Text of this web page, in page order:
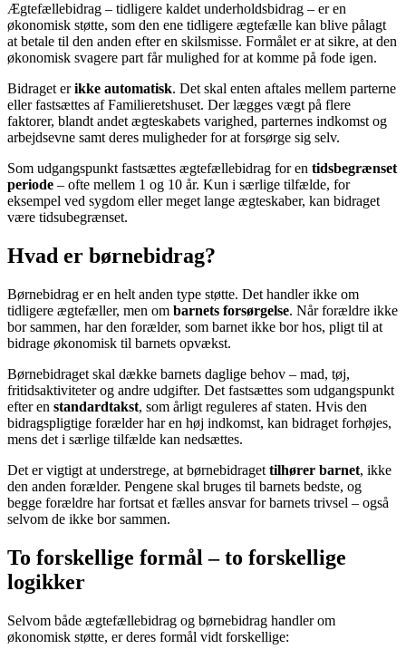
Ægtefællebidrag – tidligere kaldet underholdsbidrag – er en
økonomisk støtte, som den ene tidligere ægtefælle kan blive pålagt
at betale til den anden efter en skilsmisse. Formålet er at sikre, at den
økonomisk svagere part får mulighed for at komme på fode igen.
Bidraget erikke automatisk. Det skal enten aftales mellem parterne
eller fastsættes af Familieretshuset. Der lægges vægt på flere
faktorer, blandt andet ægteskabets varighed, parternes indkomst og
arbejdsevne samt deres muligheder for at forsørge sig selv.
Som udgangspunkt fastsættes ægtefællebidrag for en tidsbegrænset
periode – ofte mellem 1 og 10 år. Kun i særlige tilfælde, for
eksempel ved sygdom eller meget lange ægteskaber, kan bidraget
være tidsubegrænset.
Hvad er børnebidrag?
Børnebidrag er en helt anden type støtte. Det handler ikke om
tidligere ægtefæller, men om barnets forsørgelse. Når forældre ikke
bor sammen, har den forælder, som barnet ikke bor hos, pligt til at
bidrage økonomisk til barnets opvækst.
Børnebidraget skal dække barnets daglige behov – mad, tøj,
fritidsaktiviteter og andre udgifter. Det fastsættes som udgangspunkt
efter en standardtakst, som årligt reguleres af staten. Hvis den
bidragspligtige forælder har en høj indkomst, kan bidraget forhøjes,
mens det i særlige tilfælde kan nedsættes.
Det er vigtigt at understrege, at børnebidraget tilhører barnet, ikke
den anden forælder. Pengene skal bruges til barnets bedste, og
begge forældre har fortsat et fælles ansvar for barnets trivsel – også
selvom de ikke bor sammen.
To forskellige formål – to forskellige
logikker
Selvom både ægtefællebidrag og børnebidrag handler om
økonomisk støtte, er deres formål vidt forskellige: